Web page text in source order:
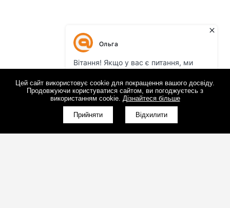
Цей сайт використовує cookie для покращення вашого досвіду.
Продовжуючи користуватися сайтом, ви погоджуєтесь з
використанням cookie. Дізнайтеся більше
Прийняти Відхилити